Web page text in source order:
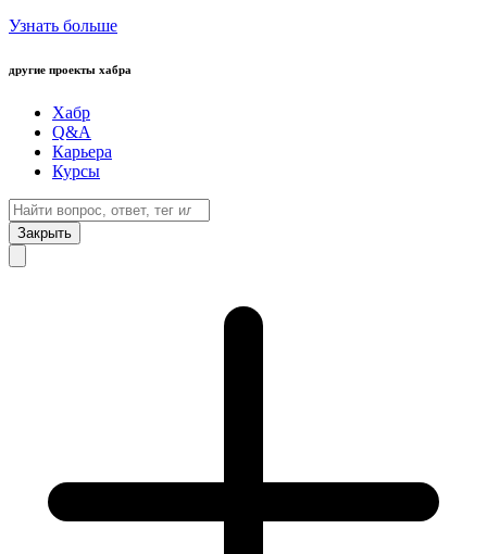
Узнать больше
другие проекты хабра
Хабр
Q&A
Карьера
Курсы
Закрыть